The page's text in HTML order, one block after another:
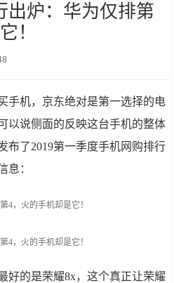
出炉：华为仅排第
！
手机，京东绝对是第一选择的电
以说侧面的反映这台手机的整体
布了2019第一季度手机网购排行
息：
好的是荣耀8x，这个真正让荣耀